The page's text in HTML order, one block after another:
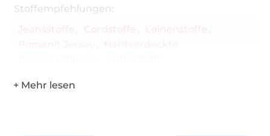
Stoffempfehlungen:
Jeansstoffe
Cordstoffe
Leinenstoffe